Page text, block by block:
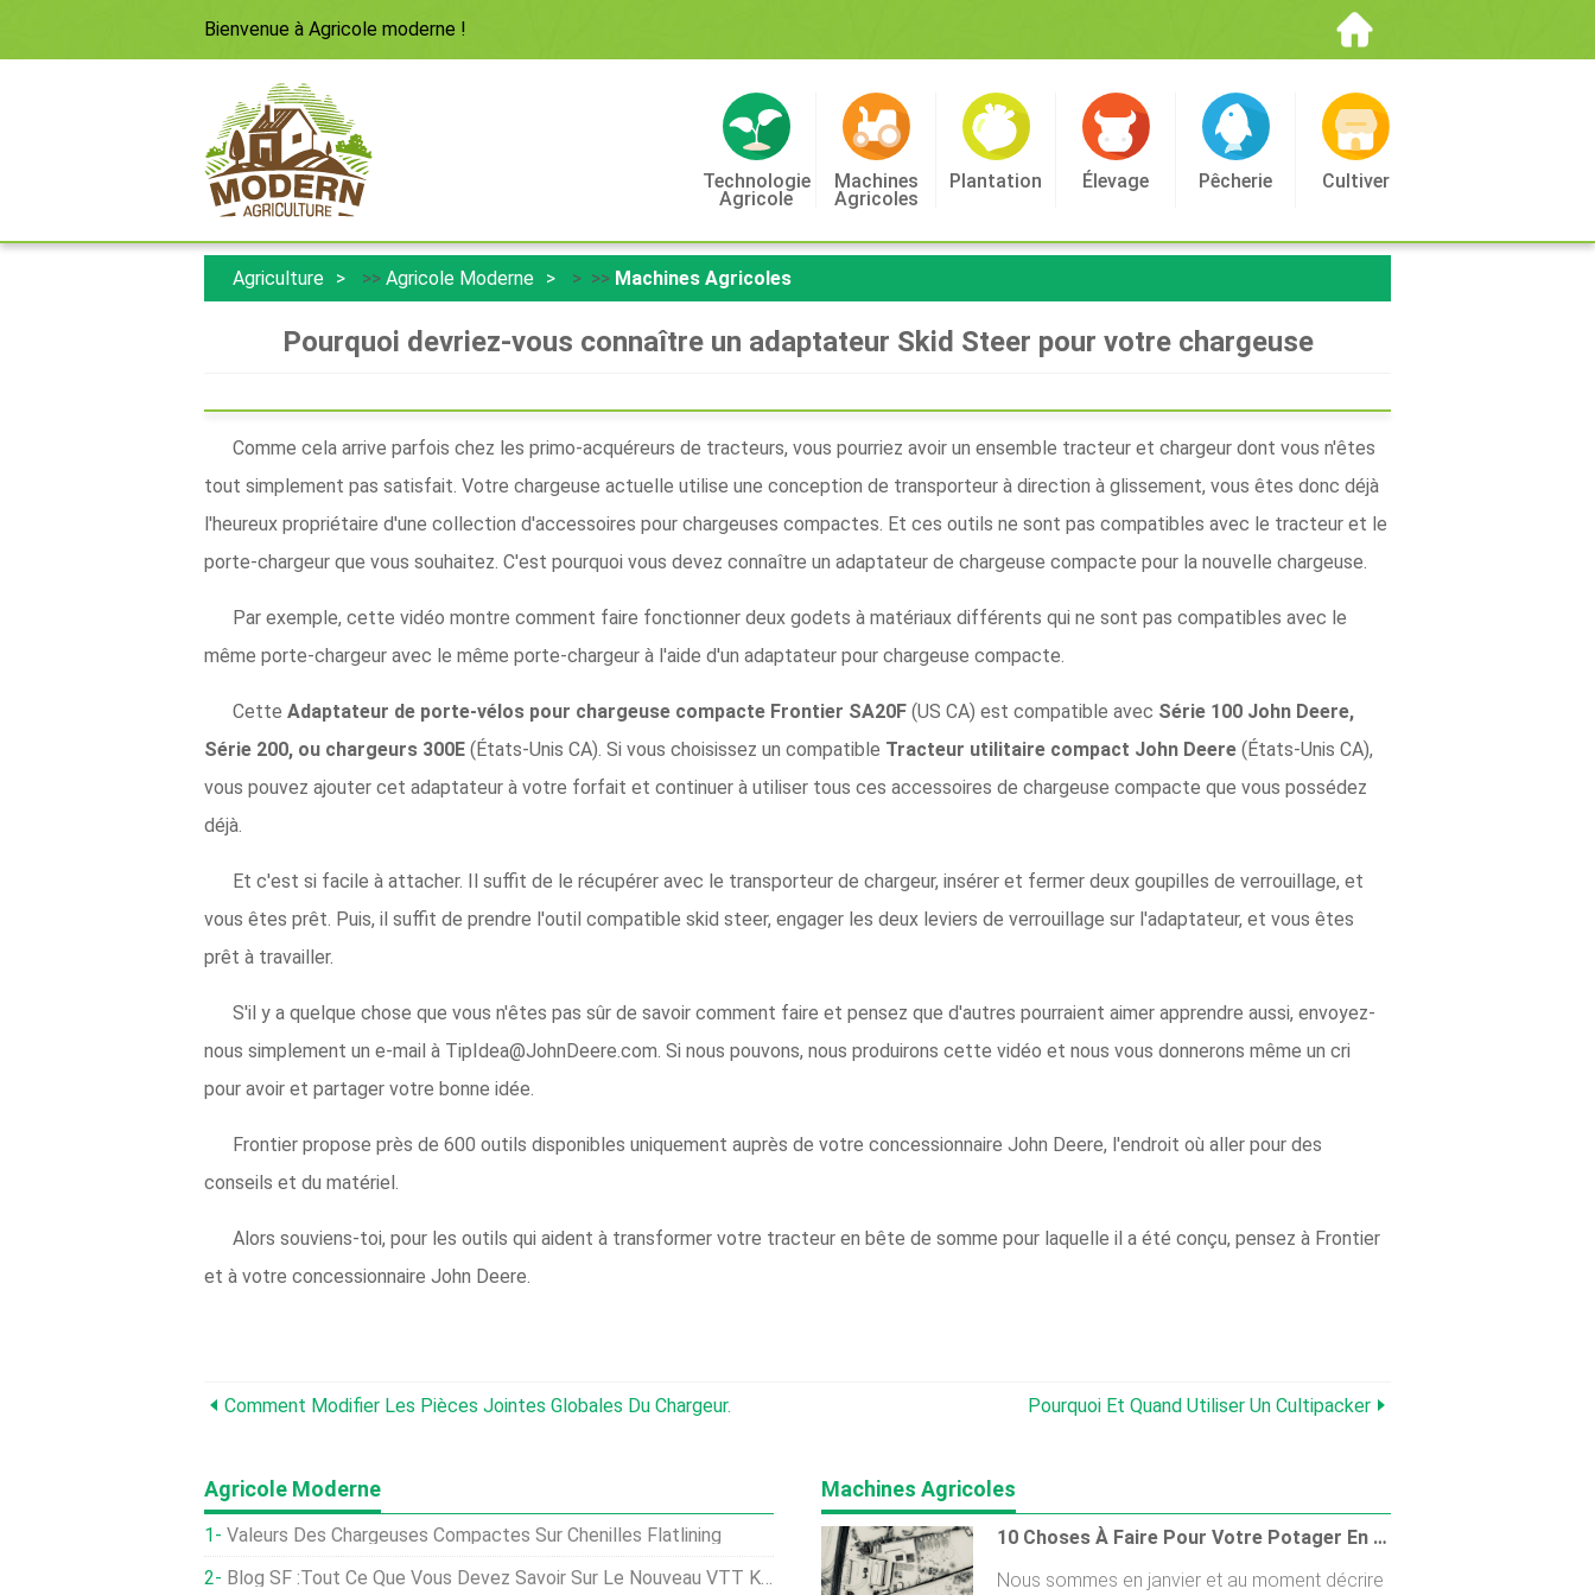
Bienvenue à Agricole moderne !
Technologie
Agricole
Machines
Agricoles
Plantation Élevage Pêcherie Cultiver
Agriculture >> Agricole Moderne > >> Machines Agricoles
Pourquoi devriez-vous connaître un adaptateur Skid Steer pour votre chargeuse
Comme cela arrive parfois chez les primo-acquéreurs de tracteurs, vous pourriez avoir un ensemble tracteur et chargeur dont vous n'êtes
tout simplement pas satisfait. Votre chargeuse actuelle utilise une conception de transporteur à direction à glissement, vous êtes donc déjà
l'heureux propriétaire d'une collection d'accessoires pour chargeuses compactes. Et ces outils ne sont pas compatibles avec le tracteur et le
porte-chargeur que vous souhaitez. C'est pourquoi vous devez connaître un adaptateur de chargeuse compacte pour la nouvelle chargeuse.
Par exemple, cette vidéo montre comment faire fonctionner deux godets à matériaux différents qui ne sont pas compatibles avec le
même porte-chargeur avec le même porte-chargeur à l'aide d'un adaptateur pour chargeuse compacte.
Cette Adaptateur de porte-vélos pour chargeuse compacte Frontier SA20F (US CA) est compatible avec Série 100 John Deere,
Série 200, ou chargeurs 300E (États-Unis CA). Si vous choisissez un compatible Tracteur utilitaire compact John Deere (États-Unis CA),
vous pouvez ajouter cet adaptateur à votre forfait et continuer à utiliser tous ces accessoires de chargeuse compacte que vous possédez
déjà.
Et c'est si facile à attacher. Il suffit de le récupérer avec le transporteur de chargeur, insérer et fermer deux goupilles de verrouillage, et
vous êtes prêt. Puis, il suffit de prendre l'outil compatible skid steer, engager les deux leviers de verrouillage sur l'adaptateur, et vous êtes
prêt à travailler.
S'il y a quelque chose que vous n'êtes pas sûr de savoir comment faire et pensez que d'autres pourraient aimer apprendre aussi, envoyez-
nous simplement un e-mail à TipIdea@JohnDeere.com. Si nous pouvons, nous produirons cette vidéo et nous vous donnerons même un cri
pour avoir et partager votre bonne idée.
Frontier propose près de 600 outils disponibles uniquement auprès de votre concessionnaire John Deere, l'endroit où aller pour des
conseils et du matériel.
Alors souviens-toi, pour les outils qui aident à transformer votre tracteur en bête de somme pour laquelle il a été conçu, pensez à Frontier
et à votre concessionnaire John Deere.
Comment Modifier Les Pièces Jointes Globales Du Chargeur. Pourquoi Et Quand Utiliser Un Cultipacker
Agricole Moderne
Valeurs Des Chargeuses Compactes Sur Chenilles Flatlining
Blog SF :Tout Ce Que Vous Devez Savoir Sur Le Nouveau VTT Kodiak 450 De Yamaha
Machines Agricoles
10 Choses À Faire Pour Votre Potager En Janvier
Nous sommes en janvier et au moment décrire